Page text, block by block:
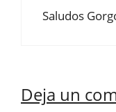
Saludos
Deja un